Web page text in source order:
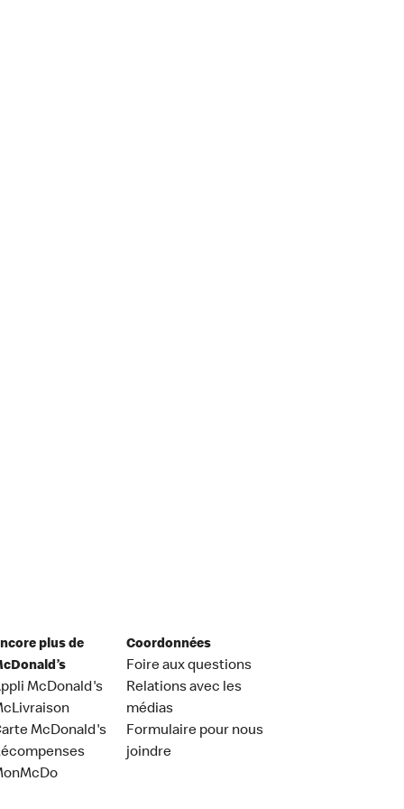
plus de
McDonald's
McDonald's
Coordonnées
Foire aux questions
Relations avec les
médias
Formulaire pour nous
joindre